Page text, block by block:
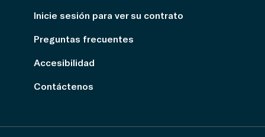
Inicie sesión para ver su contrato
Preguntas frecuentes
Accesibilidad
Contáctenos